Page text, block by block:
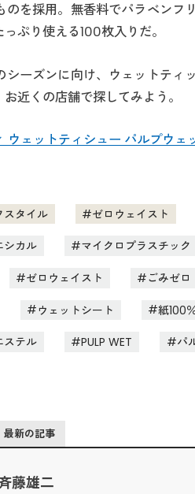
のを採用。無香料でパラベンフ
ぷり使える100枚入りだ。
ーズンに向け、ウェットティ
近くの店舗で探してみよう。
ウェットティシュー パルプウェ
スタイル ゼロウェイスト
シカル マイクロプラスチック
ゼロウェイスト ごみゼロ
ウェットシート 紙100
ステル PULP WET パ
最新の記事
藤雄二